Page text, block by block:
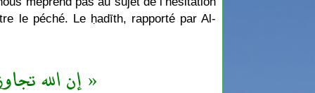
le péché. Le ḥadīth, rapporté par Al-
« إن الله